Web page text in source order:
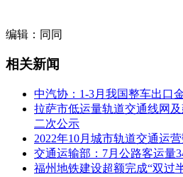
编辑：同同
相关新闻
中汽协：1-3月我国整车出口
拉萨市低运量轨道交通线网
二次公示
2022年10月城市轨道交通运
交通运输部：7月公路客运量
福州地铁建设超额完成“双过